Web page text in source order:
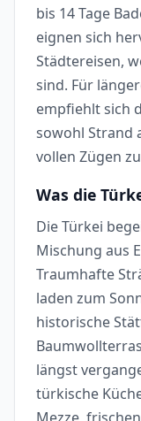
bis 14 Tage
eignen sich
Städtereisen,
sind. Für
empfiehlt sich
sowohl Strand
vollen Zügen
Was die
Die Türkei
Mischung aus
Traumhafte
laden zum
historische
längst
türkische